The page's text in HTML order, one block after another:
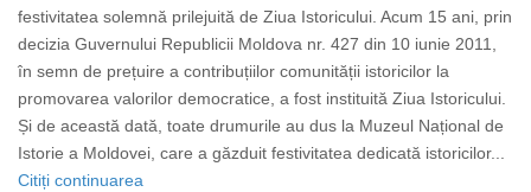
festivitatea solemnă prilejuită de Ziua Istoricului. Acum 15 ani, prin
decizia Guvernului Republicii Moldova nr. 427 din 10 iunie 2011,
în semn de prețuire a contribuțiilor comunității istoricilor la
promovarea valorilor democratice, a fost instituită Ziua Istoricului.
Și de această dată, toate drumurile au dus la Muzeul Național de
Istorie a Moldovei, care a găzduit festivitatea dedicată istoricilor...
Citiți continuarea